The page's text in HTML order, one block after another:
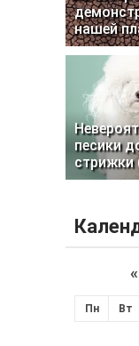
нашей
песики
стрижки
«
Пн Вт